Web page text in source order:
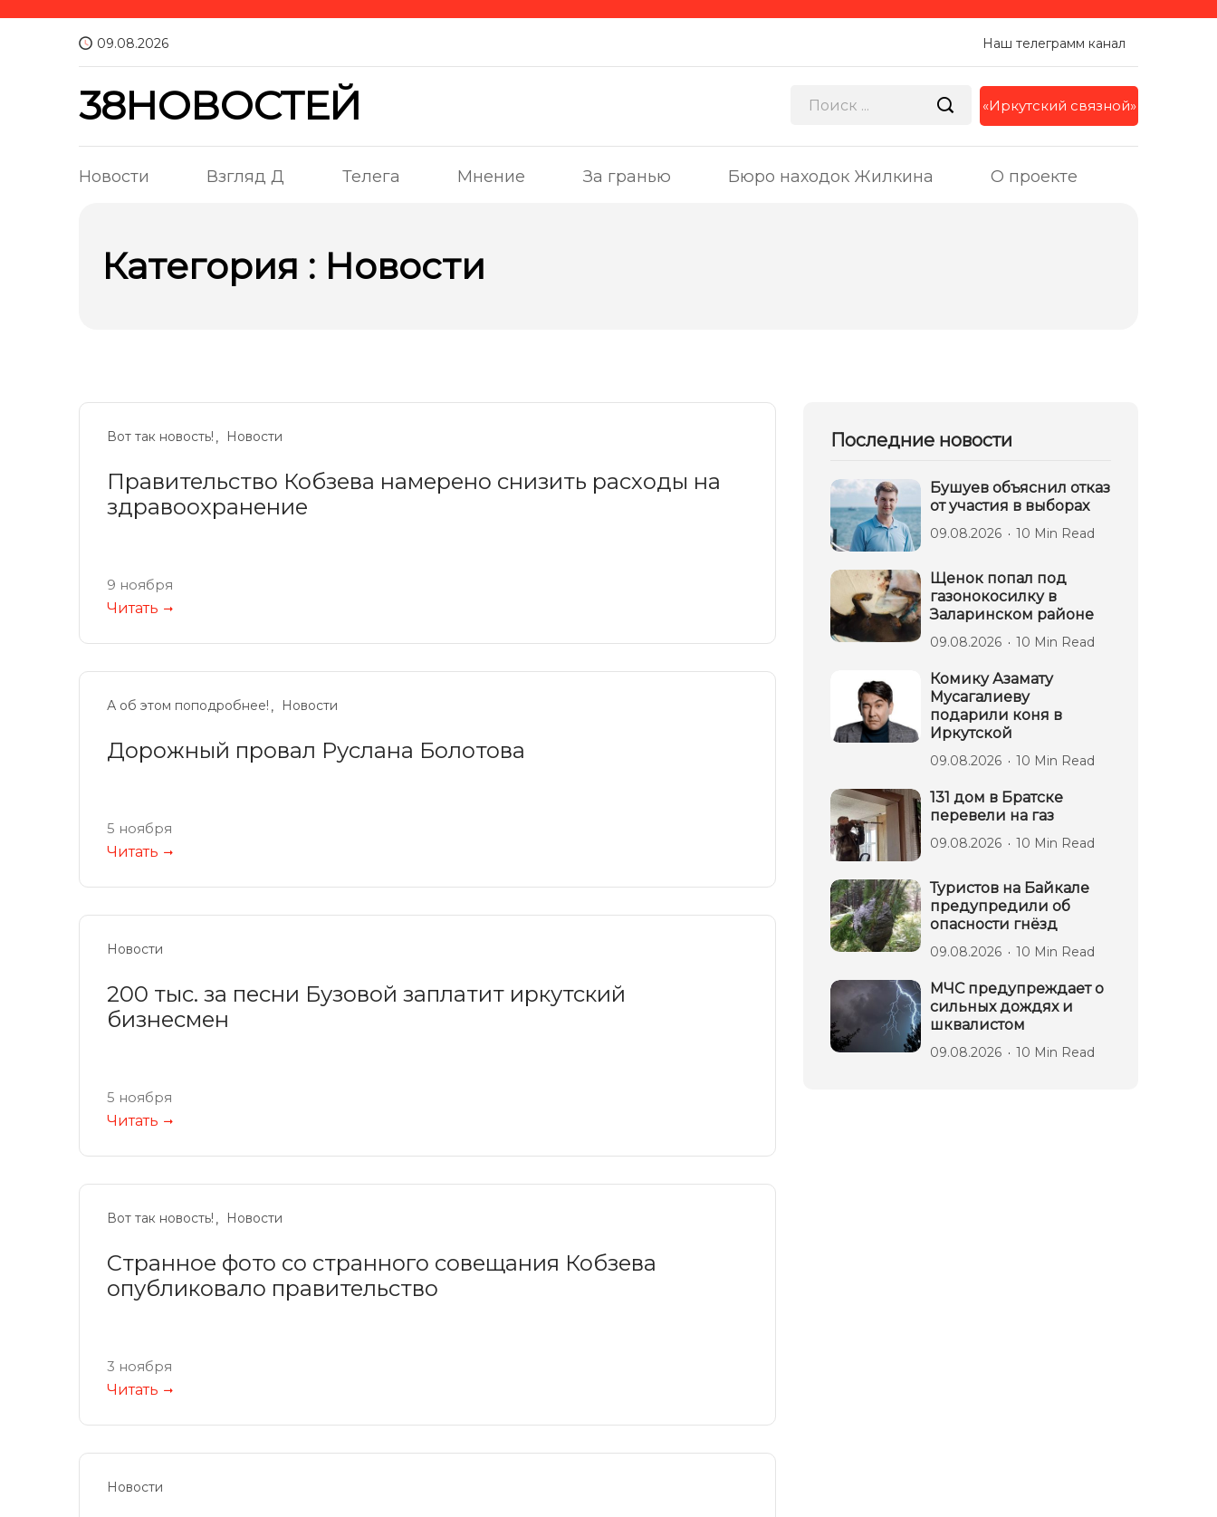
09.08.2026 Наш телеграмм канал
38НОВОСТЕЙ «Иркутский связной»
Новости Взгляд Д Телега Мнение За гранью Бюро находок Жилкина О проекте
Категория : Новости
Вот так новость! Новости
Правительство Кобзева намерено снизить расходы на
здравоохранение
9 ноября
Читать
А об этом поподробнее! Новости
Дорожный провал Руслана Болотова
5 ноября
Читать
Новости
200 тыс. за песни Бузовой заплатит иркутский
бизнесмен
5 ноября
Читать
Вот так новость! Новости
Странное фото со странного совещания Кобзева
опубликовало правительство
3 ноября
Читать
Новости
Последние новости
Бушуев объяснил отказ
от участия в выборах
09.08.2026 10 Min Read
Щенок попал под
газонокосилку в
Заларинском районе
09.08.2026 10 Min Read
Комику Азамату
Мусагалиеву
подарили коня в
Иркутской
09.08.2026 10 Min Read
131 дом в Братске
перевели на газ
09.08.2026 10 Min Read
Туристов на Байкале
предупредили об
опасности гнёзд
09.08.2026 10 Min Read
МЧС предупреждает о
сильных дождях и
шквалистом
09.08.2026 10 Min Read